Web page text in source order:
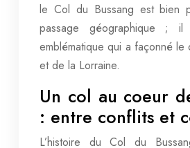
le Col du Bussang est bien
passage géographique ; il
emblématique qui a façonné le
et de la Lorraine.
Un col au coeur
: entre conflits et
L’histoire du Col du